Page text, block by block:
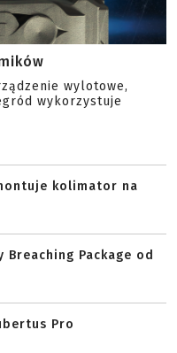
wylotowe,
wykorzystuje
kolimator na
Package od
Pro